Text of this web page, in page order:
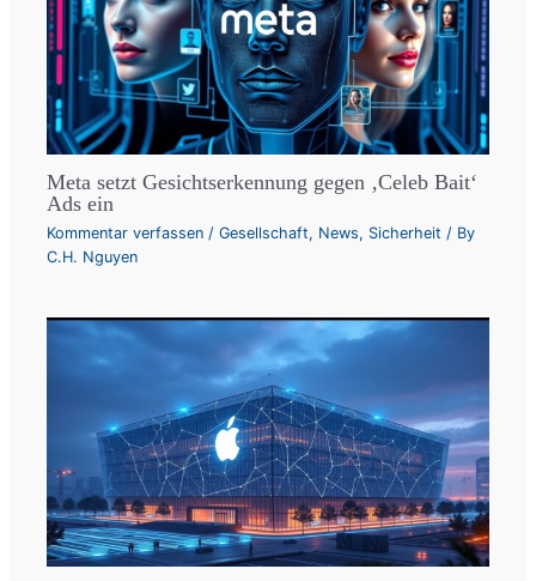
Meta setzt Gesichtserkennung gegen ‚Celeb Bait‘
Ads ein
Kommentar verfassen /Gesellschaft, News, Sicherheit / By
C.H. Nguyen